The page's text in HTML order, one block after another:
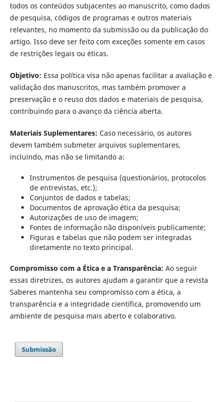
todos os conteúdos subjacentes ao manuscrito, como dados
de pesquisa, códigos de programas e outros materiais
relevantes, no momento da submissão ou da publicação do
artigo. Isso deve ser feito com exceções somente em casos
de restrições legais ou éticas.
Objetivo: Essa política visa não apenas facilitar a avaliação e
validação dos manuscritos, mas também promover a
preservação e o reuso dos dados e materiais de pesquisa,
contribuindo para o avanço da ciência aberta.
Materiais Suplementares: Caso necessário, os autores
devem também submeter arquivos suplementares,
incluindo, mas não se limitando a:
Instrumentos de pesquisa (questionários, protocolos
de entrevistas, etc.);
Conjuntos de dados e tabelas;
Documentos de aprovação ética da pesquisa;
Autorizações de uso de imagem;
Fontes de informação não disponíveis publicamente;
Figuras e tabelas que não podem ser integradas
diretamente no texto principal.
Compromisso com a Ética e a Transparência: Ao seguir
essas diretrizes, os autores ajudam a garantir que a revista
Saberes mantenha seu compromisso com a ética, a
transparência e a integridade científica, promovendo um
ambiente de pesquisa mais aberto e colaborativo.
Submissão